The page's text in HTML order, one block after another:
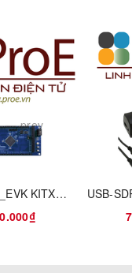
KIT_XMC52_EVK KITXMC52EVKTOBO1
prev